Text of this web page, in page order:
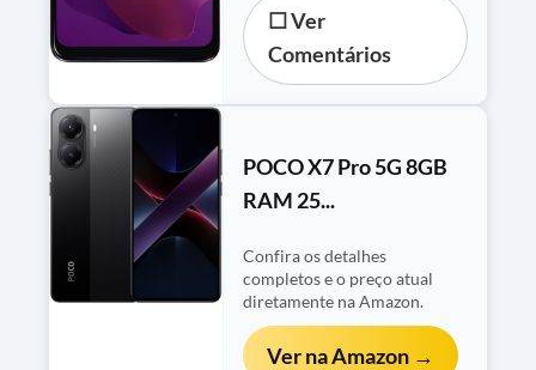
☐ Ver
Comentários
POCO X7 Pro 5G 8GB
RAM 25...
Confira os detalhes
completos e o preço atual
diretamente na Amazon.
Ver na Amazon →